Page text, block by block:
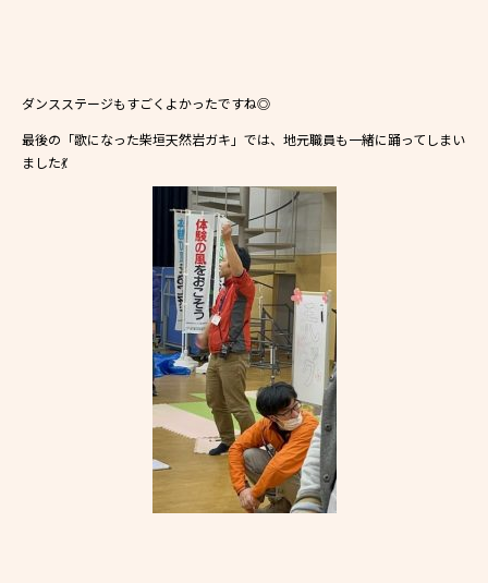
ダンスステージもすごくよかったですね◎
最後の「歌になった柴垣天然岩ガキ」では、地元職員も一緒に踊ってしまい
ました💃